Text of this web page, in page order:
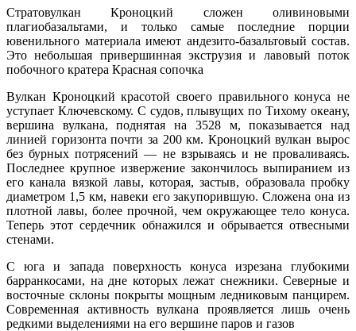
Стратовулкан Кроноцкий сложен оливиновыми
плагиобазальтами, и только самые последние порции
ювенильного материала имеют андезито-базальтовый состав.
Это небольшая привершинная экструзия и лавовый поток
побочного кратера Красная сопочка
Вулкан Кроноцкий красотой своего правильного конуса не
уступает Ключевскому. С судов, плывущих по Тихому океану,
вершина вулкана, поднятая на 3528 м, показывается над
линией горизонта почти за 200 км. Кроноцкий вулкан вырос
без бурных потрясений — не взрываясь и не проваливаясь.
Последнее крупное извержение закончилось выпиранием из
его канала вязкой лавы, которая, застыв, образовала пробку
диаметром 1,5 км, навеки его закупорившую. Сложена она из
плотной лавы, более прочной, чем окружающее тело конуса.
Теперь этот сердечник обнажился и обрывается отвесными
стенами.
С юга и запада поверхность конуса изрезана глубокими
барранкосами, на дне которых лежат снежники. Северные и
восточные склоны покрыты мощным ледниковым панцирем.
Современная активность вулкана проявляется лишь очень
редкими выделениями на его вершине паров и газов